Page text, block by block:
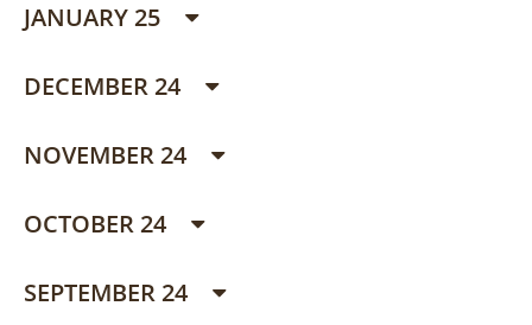
JANUARY 25
DECEMBER 24
NOVEMBER 24
OCTOBER 24
SEPTEMBER 24